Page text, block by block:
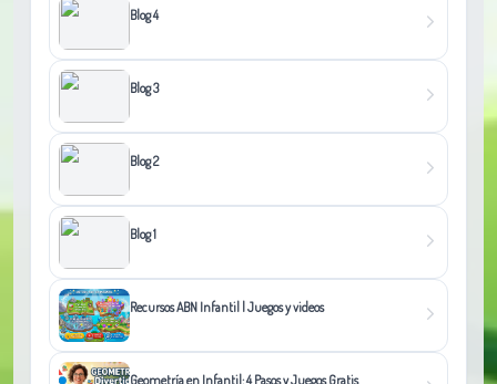
Blog 4
Blog 3
Blog 2
Blog 1
Recursos ABN Infantil | Juegos y videos
Geometría en Infantil: 4 Pasos y Juegos Gratis